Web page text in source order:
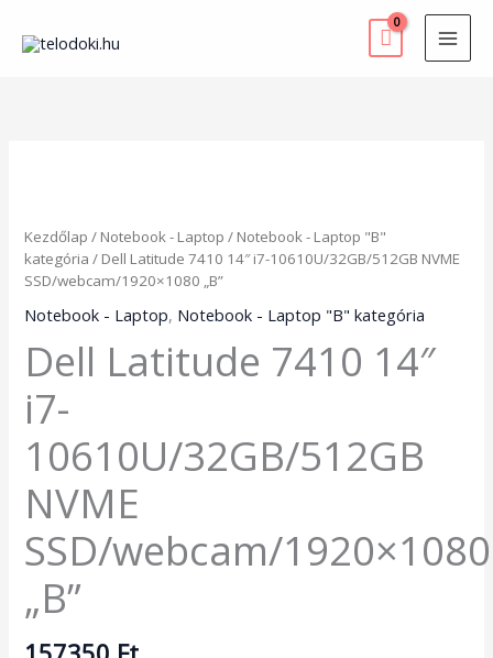
content
Kezdőlap / Notebook - Laptop / Notebook - Laptop "B"
kategória / Dell Latitude 7410 14″ i7-10610U/32GB/512GB NVME
SSD/webcam/1920×1080 „B”
Notebook - Laptop, Notebook - Laptop "B" kategória
Dell Latitude 7410 14″
i7-
10610U/32GB/512GB
NVME
SSD/webcam/1920×1080
„B”
i7-
10610U/32GB/512GB
NVME
SSD/webcam/1920x1080
mennyiség